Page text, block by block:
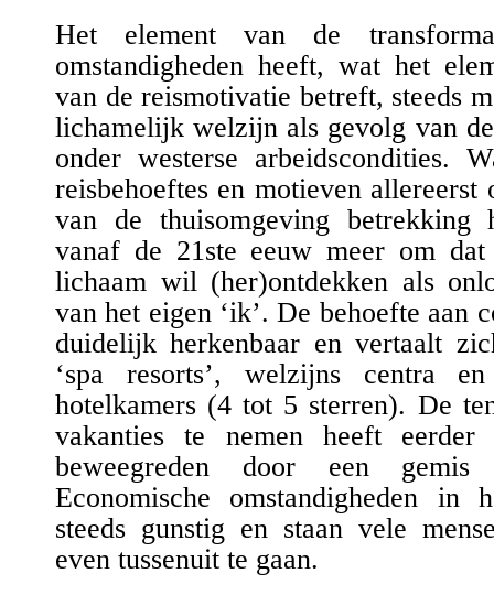
Het element van de
omstandigheden heeft, wat het
van de reismotivatie betreft, steeds
lichamelijk welzijn als gevolg van
onder westerse arbeidscondities.
reisbehoeftes en motieven allereerst
van de thuisomgeving betrekking
vanaf de 21ste eeuw meer om
lichaam wil (her)ontdekken als
van het eigen ‘ik’. De behoefte aan
duidelijk herkenbaar en vertaalt
‘spa resorts’, welzijns centra
hotelkamers (4 tot 5 sterren). De
vakanties te nemen heeft
beweegreden door een
Economische omstandigheden
steeds gunstig en staan vele
even tussenuit te gaan.